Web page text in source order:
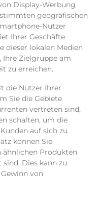
Display-Werbung
geografischen
Nutzer
Ihrer Geschäfte
dieser lokalen Medien
Ihre Zielgruppe am
zu erreichen.
die Nutzer Ihrer
Sie die Gebiete
vertreten sind,
schalten, um die
auf sich zu
können Sie
ähnlichen Produkten
Dies kann zu
von